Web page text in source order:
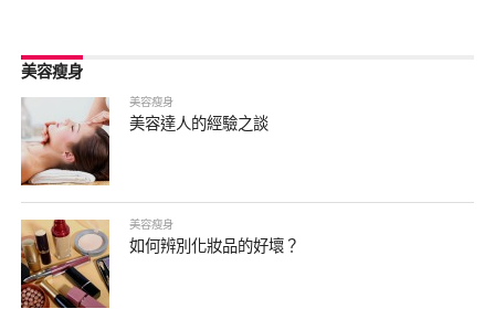
美容瘦身
美容瘦身
美容達人的經驗之談
美容瘦身
如何辨別化妝品的好壞？